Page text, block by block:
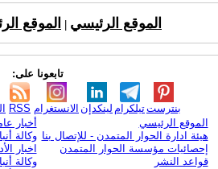
الموقع الرئيسي الموقع
تابعونا على:
RSS الانستغرام لينكدإن تيلكرامبنترست
الموقع الرئيسي
هيئة ادارة الحوار المتمدن - للإتصال بنا
إحصائيات مؤسسة الحوار المتمدن
قواعد النشر
أخبار
وكالة
اخبار
وكالة